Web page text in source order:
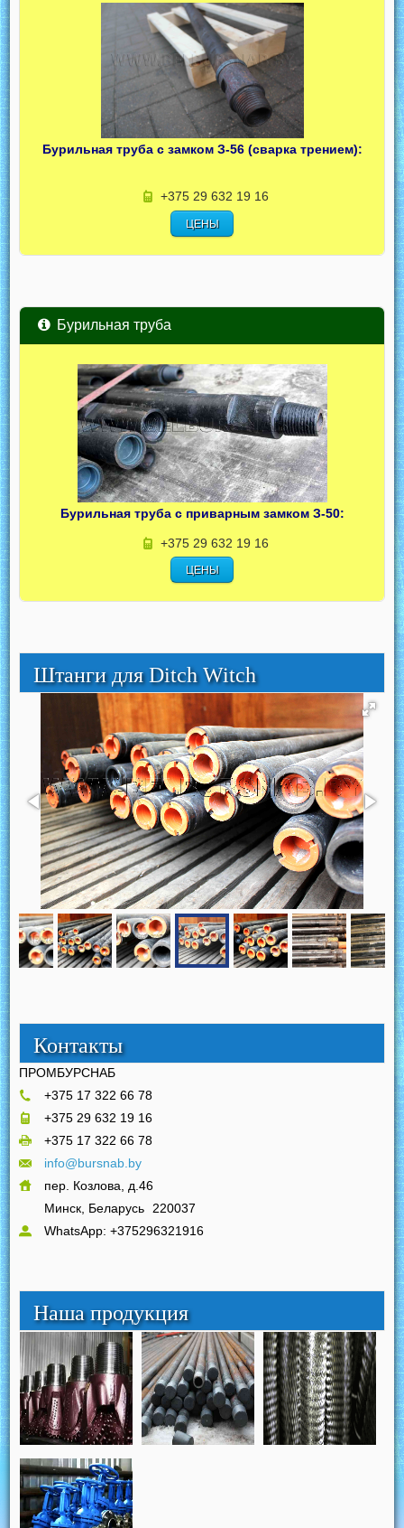
Бурильная труба с замком З-56 (сварка трением):
+375 29 632 19 16
ЦЕНЫ
Бурильная труба
Бурильная труба с приварным замком З-50:
+375 29 632 19 16
ЦЕНЫ
Штанги для Ditch Witch
Контакты
ПРОМБУРСНАБ
+375 17 322 66 78
+375 29 632 19 16
+375 17 322 66 78
info@bursnab.by
пер. Козлова, д.46
Минск, Беларусь 220037
WhatsApp: +375296321916
Наша продукция